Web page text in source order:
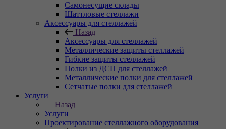
Самонесущие склады
Шаттловые стеллажи
Аксессуары для стеллажей
Назад
Аксессуары для стеллажей
Металлические защиты стеллажей
Гибкие защиты стеллажей
Полки из ДСП для стеллажей
Металлические полки для стеллажей
Сетчатые полки для стеллажей
Услуги
Назад
Услуги
Проектирование стеллажного оборудования